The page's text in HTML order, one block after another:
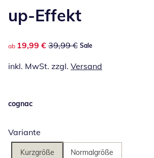
up-Effekt
reduzierter Preis 19,99 €, vorheriger
ab 19,99 € 39,99 € Sale
inkl. MwSt. zzgl. Versand
cognac
Variante
Kurzgröße Normalgröße